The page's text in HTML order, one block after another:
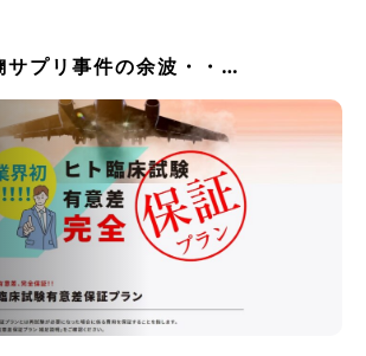
サプリ事件の余波・・…